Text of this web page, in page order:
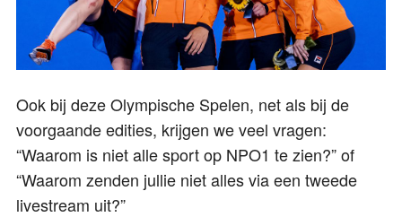
Ook bij deze Olympische Spelen, net als bij de
voorgaande edities, krijgen we veel vragen:
“Waarom is niet alle sport op NPO1 te zien?” of
“Waarom zenden jullie niet alles via een tweede
livestream uit?”